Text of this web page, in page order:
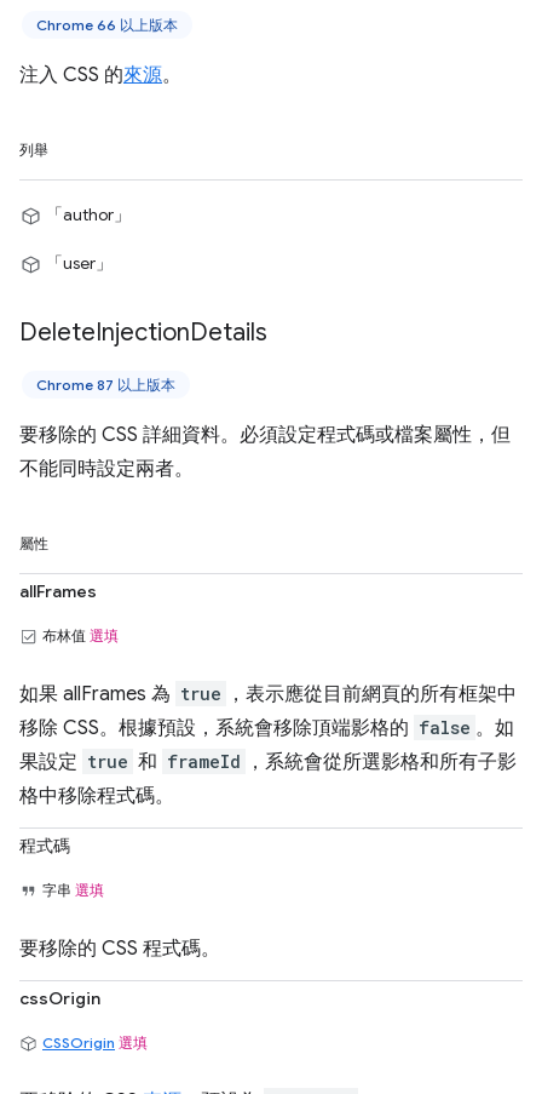
Chrome 66 以上版本
注入 CSS 的來源。
列舉
「author」
「user」
DeleteInjectionDetails
Chrome 87 以上版本
要移除的 CSS 詳細資料。必須設定程式碼或檔案屬性，但
不能同時設定兩者。
屬性
allFrames
布林值 選填
如果 allFrames 為 true
，表示應從目前網頁的所有框架中
移除 CSS。根據預設，系統會移除頂端影格的 false 。如
果設定 true 和 frameId
，系統會從所選影格和所有子影
格中移除程式碼。
程式碼
字串 選填
要移除的 CSS 程式碼。
cssOrigin
CSSOrigin 選填